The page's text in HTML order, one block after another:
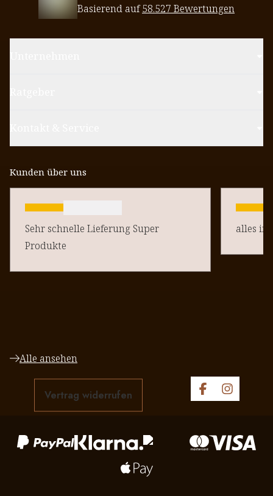
Basierend auf58.527 Bewertungen
Kunden über uns
Sehr schnelle Lieferung Super
Produkte
alles in
Alle ansehen
Vertrag widerrufen